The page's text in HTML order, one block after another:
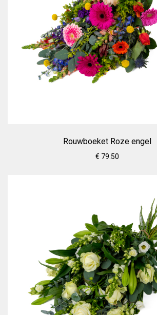
Rouwboeket Roze engel
€ 79.50